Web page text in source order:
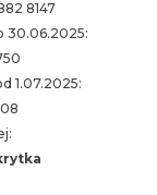
8147
30.06.2025:
1.07.2025: